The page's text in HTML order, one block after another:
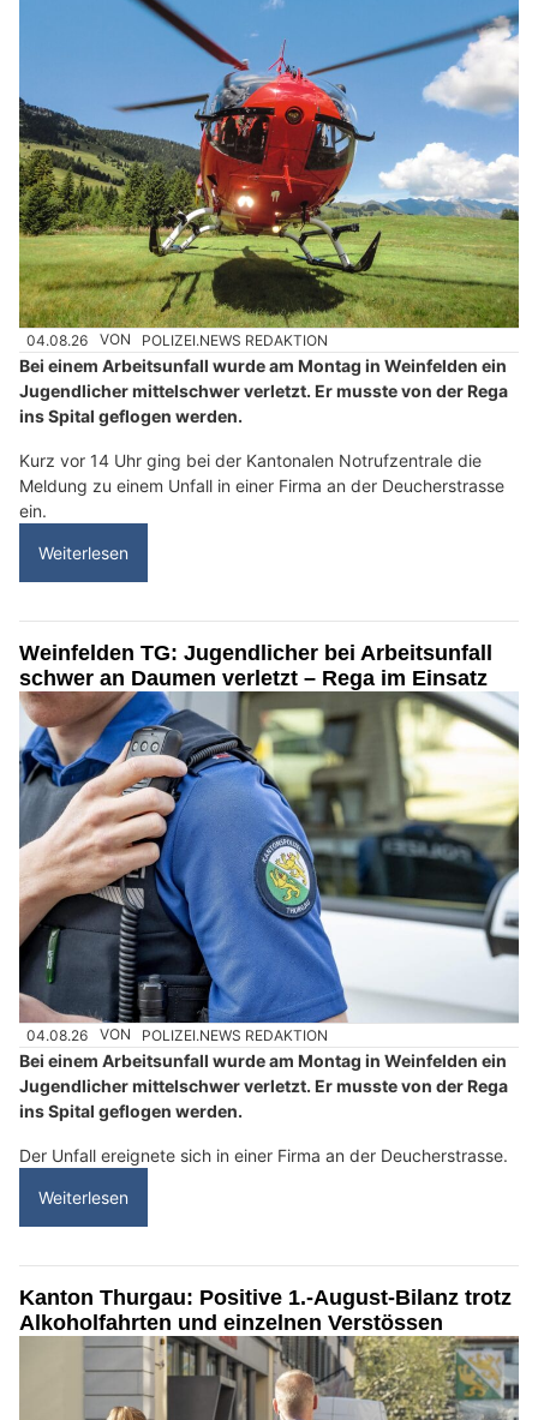
04.08.26 VON POLIZEI.NEWS REDAKTION
Bei einem Arbeitsunfall wurde am Montag in Weinfelden ein
Jugendlicher mittelschwer verletzt. Er musste von der Rega
ins Spital geflogen werden.
Kurz vor 14 Uhr ging bei der Kantonalen Notrufzentrale die
Meldung zu einem Unfall in einer Firma an der Deucherstrasse
ein.
Weiterlesen
Weinfelden TG: Jugendlicher bei Arbeitsunfall
schwer an Daumen verletzt – Rega im Einsatz
04.08.26 VON POLIZEI.NEWS REDAKTION
Bei einem Arbeitsunfall wurde am Montag in Weinfelden ein
Jugendlicher mittelschwer verletzt. Er musste von der Rega
ins Spital geflogen werden.
Der Unfall ereignete sich in einer Firma an der Deucherstrasse.
Weiterlesen
Kanton Thurgau: Positive 1.-August-Bilanz trotz
Alkoholfahrten und einzelnen Verstössen